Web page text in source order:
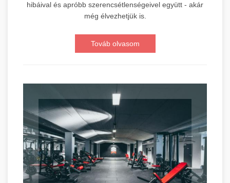
hibáival és apróbb szerencsétlenségeivel együtt - akár
még élvezhetjük is.
Továb olvasom